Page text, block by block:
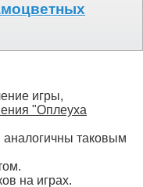
игры,
"Оплеуха
аналогичны таковым
на играх.